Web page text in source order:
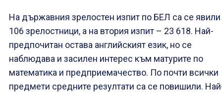
На държавния зрелостен изпит по БЕЛ са се
106 зрелостници, а на втория изпит – 23 618. Най-
предпочитан остава английският език, но се
наблюдава и засилен интерес към матурите по
математика и предприемачество. По почти всички
предмети средните резултати са се повишили.